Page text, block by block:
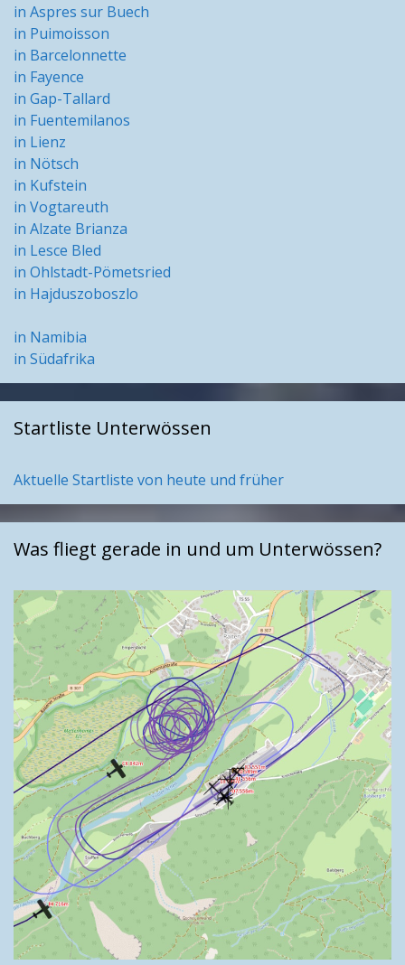
in Aspres sur Buech
in Puimoisson
in Barcelonnette
in Fayence
in Gap-Tallard
in Fuentemilanos
in Lienz
in Nötsch
in Kufstein
in Vogtareuth
in Alzate Brianza
in Lesce Bled
in Ohlstadt-Pömetsried
in Hajduszoboszlo
in Namibia
in Südafrika
Startliste Unterwössen
Aktuelle Startliste von heute und früher
Was fliegt gerade in und um Unterwössen?